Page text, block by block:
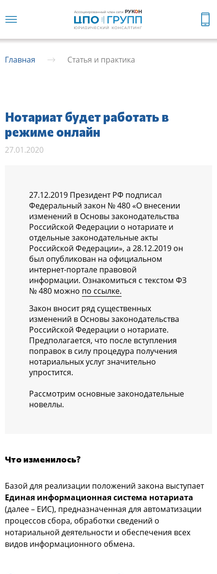
Главная Статья и практика
Нотариат будет работать в
режиме онлайн
27.01.2020
27.12.2019 Президент РФ подписал
Федеральный закон № 480 «О внесении
изменений в Основы законодательства
Российской Федерации о нотариате и
отдельные законодательные акты
Российской Федерации», а 28.12.2019 он
был опубликован на официальном
интернет-портале правовой
информации. Ознакомиться с текстом ФЗ
№ 480 можно по ссылке.
Закон вносит ряд существенных
изменений в Основы законодательства
Российской Федерации о нотариате.
Предполагается, что после вступления
поправок в силу процедура получения
нотариальных услуг значительно
упростится.
Рассмотрим основные законодательные
новеллы.
Что изменилось?
Базой для реализации положений закона выступает
Единая информационная система нотариата
(далее – ЕИС), предназначенная для автоматизации
процессов сбора, обработки сведений о
нотариальной деятельности и обеспечения всех
видов информационного обмена.